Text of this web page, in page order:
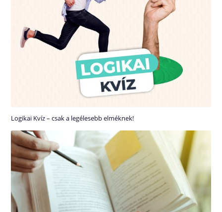
Logikai Kvíz – csak a legélesebb elméknek!